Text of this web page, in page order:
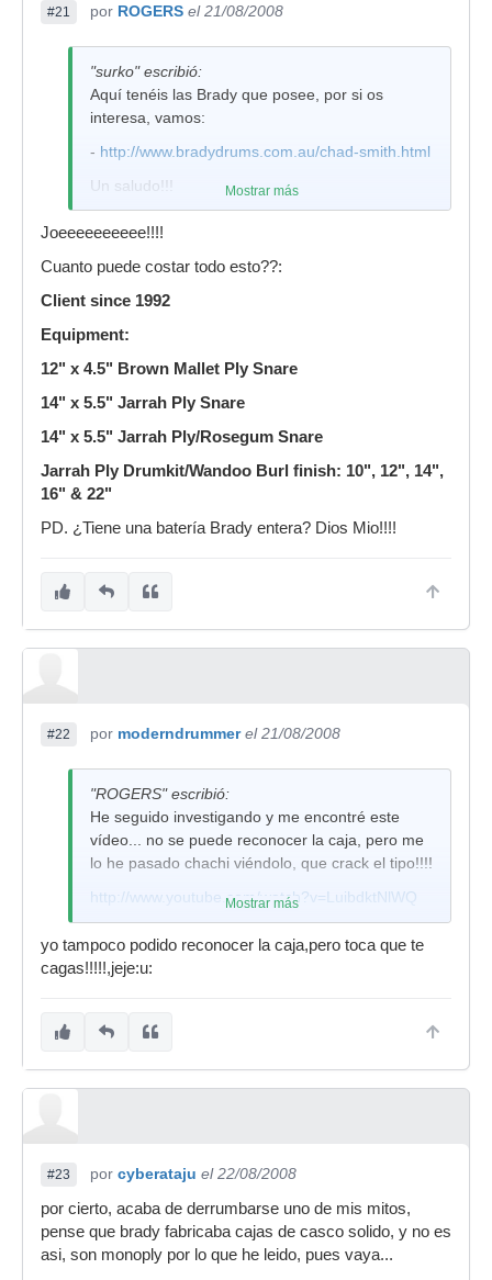
#21 por ROGERS el 21/08/2008
"surko" escribió:
Aquí tenéis las Brady que posee, por si os
interesa, vamos:
- http://www.bradydrums.com.au/chad-smith.html
Un saludo!!!
Mostrar más
Joeeeeeeeeee!!!!
Cuanto puede costar todo esto??:
Client since 1992
Equipment:
12" x 4.5" Brown Mallet Ply Snare
14" x 5.5" Jarrah Ply Snare
14" x 5.5" Jarrah Ply/Rosegum Snare
Jarrah Ply Drumkit/Wandoo Burl finish: 10", 12", 14",
16" & 22"
PD. ¿Tiene una batería Brady entera? Dios Mio!!!!
#22 por moderndrummer el 21/08/2008
"ROGERS" escribió:
He seguido investigando y me encontré este
vídeo... no se puede reconocer la caja, pero me
lo he pasado chachi viéndolo, que crack el tipo!!!!
http://www.youtube.com/watch?v=LuibdktNlWQ
Mostrar más
yo tampoco podido reconocer la caja,pero toca que te
cagas!!!!!,jeje:u:
#23 por cyberataju el 22/08/2008
por cierto, acaba de derrumbarse uno de mis mitos,
pense que brady fabricaba cajas de casco solido, y no es
asi, son monoply por lo que he leido, pues vaya...